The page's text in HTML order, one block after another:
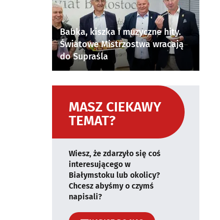
Babka, kiszka i muzyczne hity.
Światowe Mistrzostwa wracają
do Supraśla
MASZ CIEKAWY
TEMAT?
Wiesz, że zdarzyło się coś
interesującego w
Białymstoku lub okolicy?
Chcesz abyśmy o czymś
napisali?